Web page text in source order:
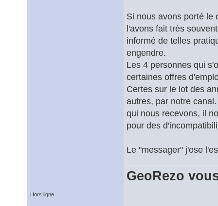
Si nous avons porté le
l'avons fait très
informé de telles
engendre.
Les 4 personnes qui
certaines offres
Certes sur le lot des
autres, par notre
qui nous recevons, il
pour des
Le "messager" j'ose
GeoRezo
Hors ligne